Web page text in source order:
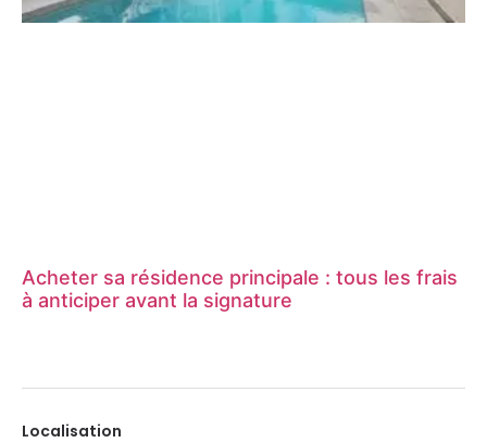
Acheter sa résidence principale : tous les frais
à anticiper avant la signature
Localisation